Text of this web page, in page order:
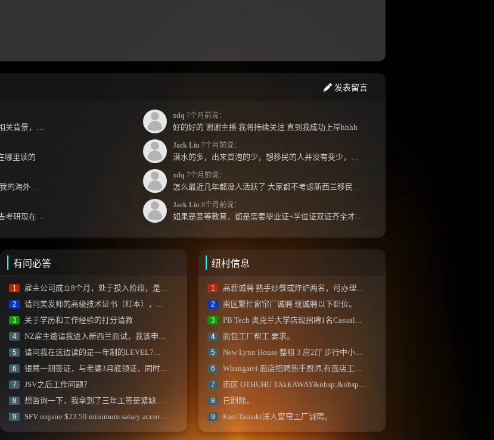
发表留言
哪里读的
xdq 7个月前说：
好的好的 谢谢主播 我将持续关注 直到我成功上岸hhhh
Jack Liu 7个月前说：
xdq 7个月前说：
Jack Liu 8个月前说：
有问必答
1 雇主公司成立8个月，处于投入阶段，是否可以担保技术移民？
2 请问美发师的高级技术证书（红本），现在可以NZQA认证吗？
3 关于学历和工作经验的打分请教
4 NZ雇主邀请我进入新西兰面试，我该申请什么签证入境?
5 请问我在这边读的是一年制的LEVEL7，学历加分是多少？
6 银蕨一期签证，与老婆3月底领证，同时提交pr，两人会同时被拒吗？
7 JSV之后工作问题？
8 想咨询一下，我拿到了三年工签是紧缺工种，怎么才能豁免雅思拿到绿卡？
9 SFV require $23.59 minimum salary according to INZ?
纽村信息
1 高薪诚聘 熟手炒餐或炸炉两名，可办理工签，...
2 南区繁忙窗帘厂诚聘 现诚聘以下职位。
3 PB Tech 奥克兰大学店现招聘1名Casual店员， 工作...
4 面包工厂帮工 要求。
5 New Lynn House 整租 3 房2厅 步行中小学校区、 独...
6 Whangarei 面店招聘熟手厨师,有面店工作经验更佳...
7 南区 OTHUHU TAkEAWAY&nbsp;&nbsp;。
8 已删除。
9 East Tamaki洋人窗帘工厂诚聘。